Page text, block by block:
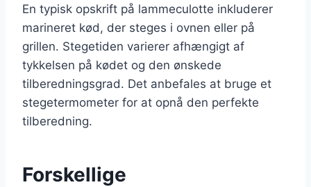
En typisk opskrift på lammeculotte inkluderer
marineret kød, der steges i ovnen eller på
grillen. Stegetiden varierer afhængigt af
tykkelsen på kødet og den ønskede
tilberedningsgrad. Det anbefales at bruge et
stegetermometer for at opnå den perfekte
tilberedning.
Forskellige